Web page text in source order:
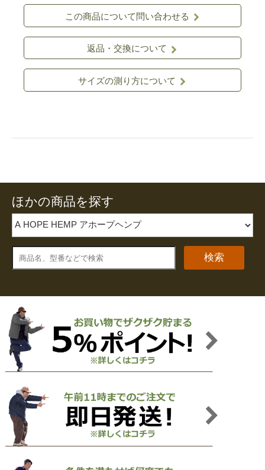
この商品について問い合わせる
返品・交換について
サイズの測り方について
ほかの商品を探す
検索